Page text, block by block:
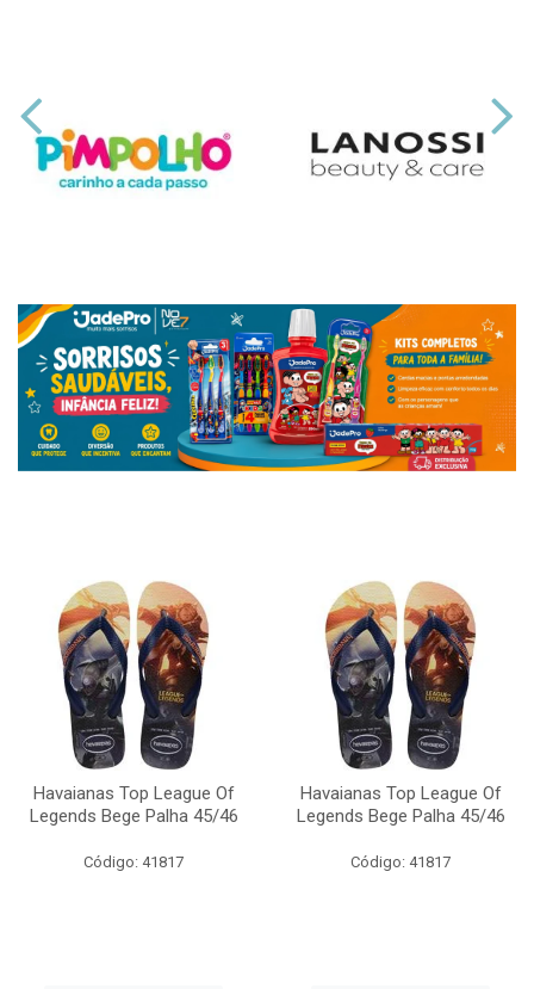
Havaianas Top League Of
Legends Bege Palha 45/46
Código: 41817
Havaianas Top League Of
Legends Bege Palha 45/46
Código: 41817